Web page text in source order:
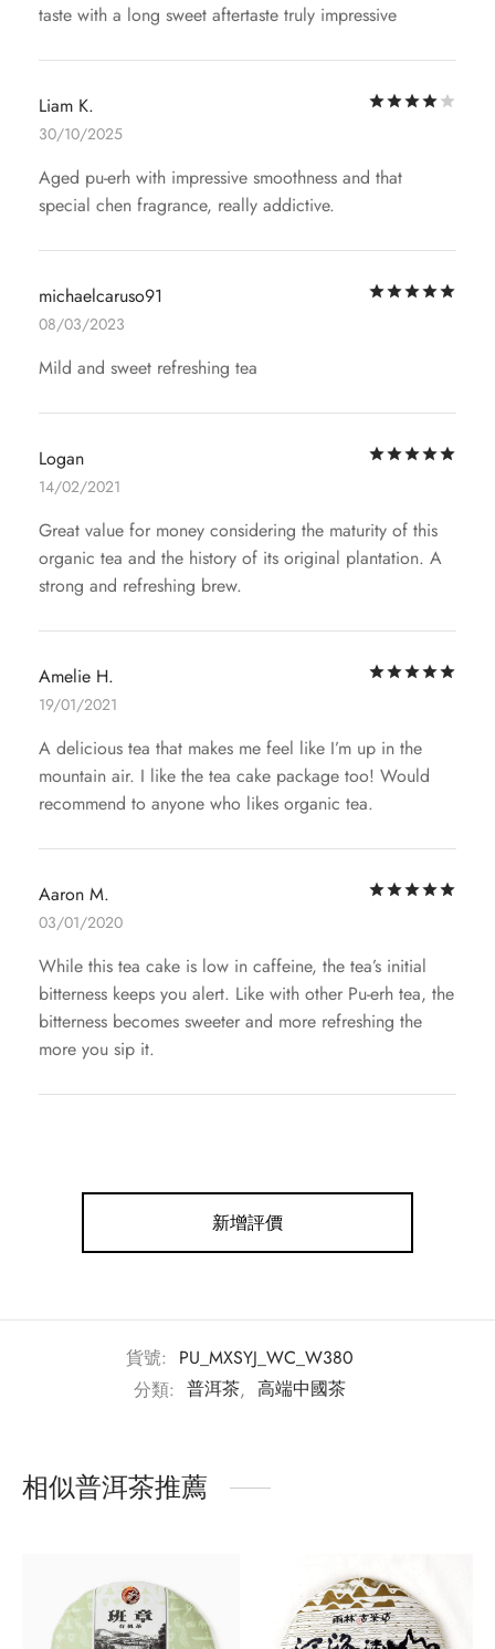
taste with a long sweet aftertaste truly impressive
Liam K.
30/10/2025
Aged pu-erh with impressive smoothness and that
special chen fragrance, really addictive.
michaelcaruso91
08/03/2023
Mild and sweet refreshing tea
Logan
14/02/2021
Great value for money considering the maturity of this
organic tea and the history of its original plantation. A
strong and refreshing brew.
Amelie H.
19/01/2021
A delicious tea that makes me feel like I’m up in the
mountain air. I like the tea cake package too! Would
recommend to anyone who likes organic tea.
Aaron M.
03/01/2020
While this tea cake is low in caffeine, the tea’s initial
bitterness keeps you alert. Like with other Pu-erh tea, the
bitterness becomes sweeter and more refreshing the
more you sip it.
新增評價
貨號: PU_MXSYJ_WC_W380
分類: 普洱茶, 高端中國茶
相似普洱茶推薦